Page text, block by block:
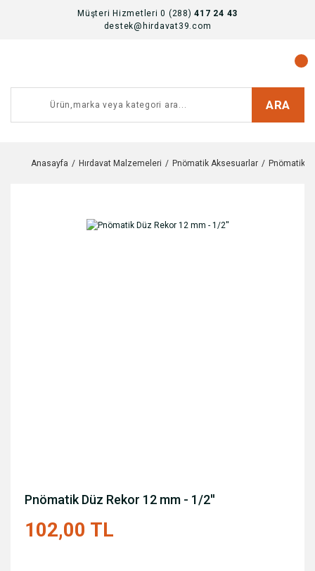
Müşteri Hizmetleri 0 (288)417 24 43
destek@hirdavat39.com
ARA
Anasayfa Hırdavat Malzemeleri Pnömatik Aksesuarlar Pnömatik
Pnömatik Düz Rekor 12 mm - 1/2''
102,00 TL